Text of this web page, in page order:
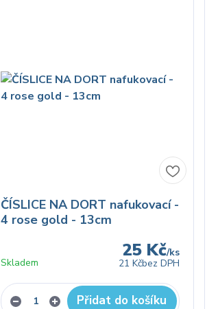
ČÍSLICE NA DORT nafukovací -
4 rose gold - 13cm
25 Kč/ks
21 Kčbez DPH
Skladem
Přidat do košíku